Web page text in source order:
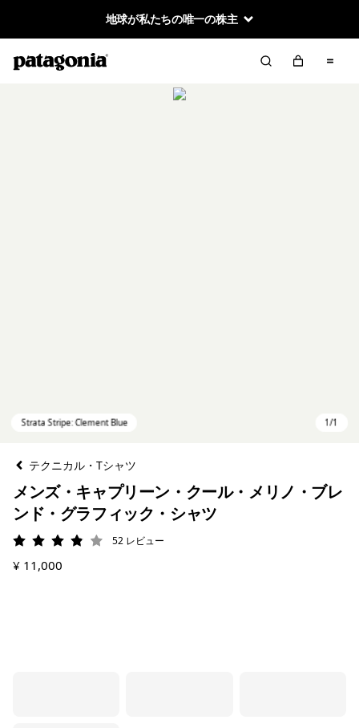
地球が私たちの唯一の株主
テクニカル・Tシャツ
メンズ・キャプリーン・クール・メリノ・ブレ
ンド・グラフィック・シャツ
評価: 3.9 / 5
52 レビュー
¥ 11,000